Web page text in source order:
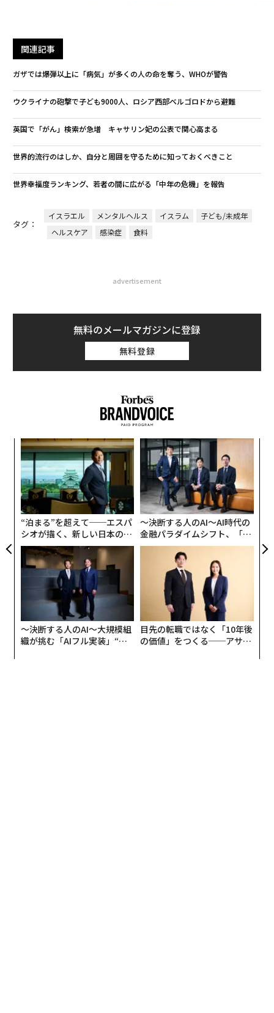
関連記事
ガザでは爆弾以上に「病気」が多くの人の命を奪う、WHOが警告
ウクライナの砲撃で子ども9000人、ロシア西部ベルゴロドから避難
英国で「がん」検索が急増 キャサリン妃の公表で関心高まる
世界的流行のはしか、自分と周囲を守るために知っておくべきこと
世界幸福度ランキング、若者の間に広がる「中年の危機」を報告
タグ：
イスラエル メンタルヘルス イスラム
子ども/未成年
ヘルスケア
感染症 食料
advertisement
無料のメールマガジンに登録
無料登録
“泊まる”を超えて──エスパ
シオが描く、新しい日本のラ
グジュアリー（前編）
〜決断する人のAI〜AI時代の
金融パラダイムシフト、「超
個別化」の核心 【MUFG×ウ
ェルスナビ×PwC】
〜決断する人のAI〜大規模組
織が挑む「AIフル実装」“使
目先の転職ではなく「10年後
の価値」をつくる──アサイ